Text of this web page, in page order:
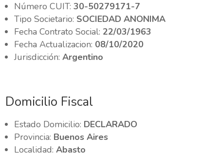
Número CUIT:30-50279171-7
Tipo Societario: SOCIEDAD ANONIMA
Fecha Contrato Social: 22/03/1963
Fecha Actualizacion: 08/10/2020
Jurisdicción:Argentino
Domicilio Fiscal
Estado Domicilio: DECLARADO
Provincia: Buenos Aires
Localidad:Abasto